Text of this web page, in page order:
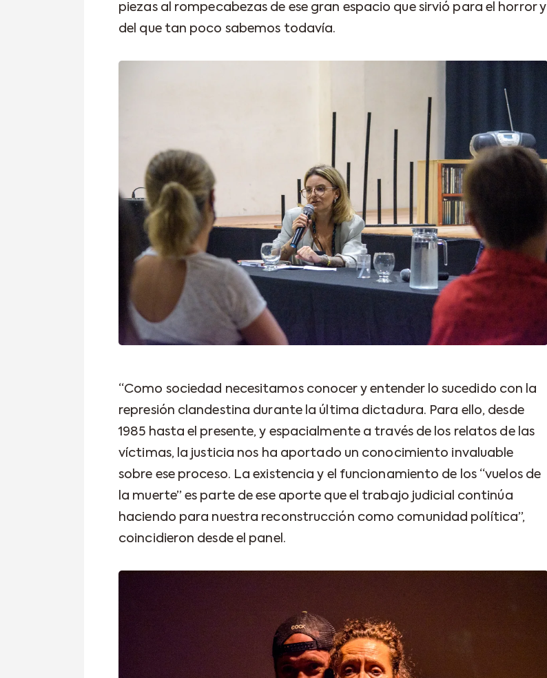
piezas al rompecabezas de ese gran espacio que sirvió para el horror y
del que tan poco sabemos todavía.
“Como sociedad necesitamos conocer y entender lo sucedido con la
represión clandestina durante la última dictadura. Para ello, desde
1985 hasta el presente, y espacialmente a través de los relatos de las
víctimas, la justicia nos ha aportado un conocimiento invaluable
sobre ese proceso. La existencia y el funcionamiento de los “vuelos de
la muerte” es parte de ese aporte que el trabajo judicial continúa
haciendo para nuestra reconstrucción como comunidad política”,
coincidieron desde el panel.